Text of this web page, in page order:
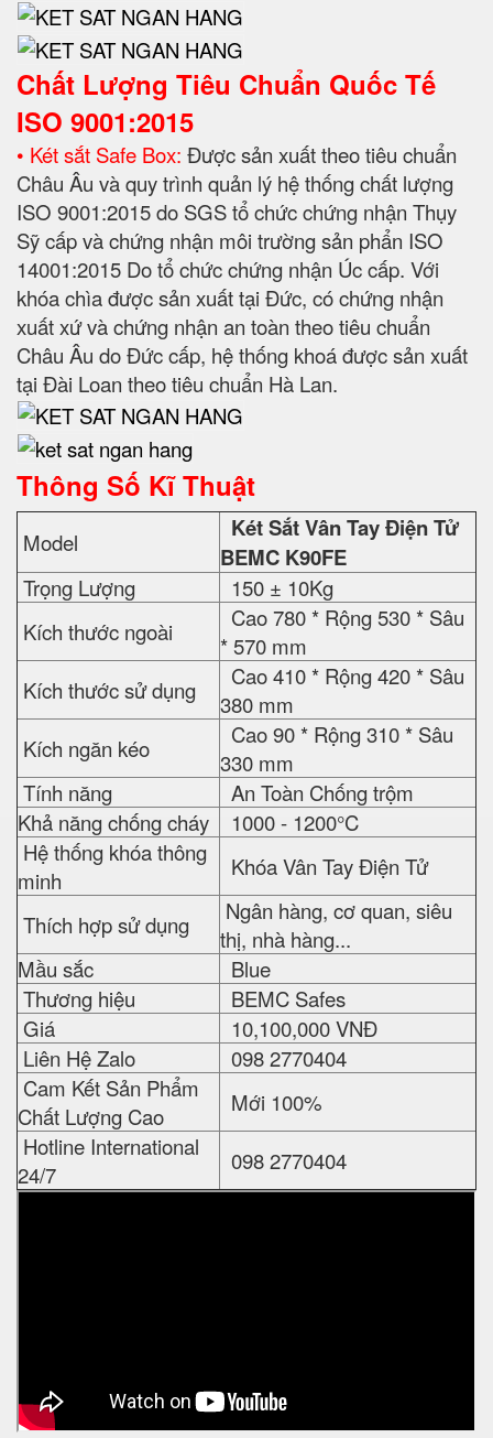
Chất Lượng Tiêu Chuẩn Quốc Tế
ISO 9001:2015
• Két sắt Safe Box: Được sản xuất theo tiêu chuẩn
Châu Âu và quy trình quản lý hệ thống chất lượng
ISO 9001:2015 do SGS tổ chức chứng nhận Thụy
Sỹ cấp và chứng nhận môi trường sản phẩn ISO
14001:2015 Do tổ chức chứng nhận Úc cấp. Với
khóa chìa được sản xuất tại Đức, có chứng nhận
xuất xứ và chứng nhận an toàn theo tiêu chuẩn
Châu Âu do Đức cấp, hệ thống khoá được sản xuất
tại Đài Loan theo tiêu chuẩn Hà Lan.
Thông Số Kĩ Thuật
Model
Két Sắt Vân Tay Điện Tử
BEMC K90FE
Trọng Lượng
150 ± 10Kg
Kích thước ngoài
Cao 780 * Rộng 530 * Sâu
* 570 mm
Kích thước sử dụng
Cao 410 * Rộng 420 * Sâu
380 mm
Kích ngăn kéo
Cao 90 * Rộng 310 * Sâu
330 mm
Tính năng
An Toàn Chống trộm
Khả năng chống cháy
1000 - 1200°C
Hệ thống khóa thông
minh
Khóa Vân Tay Điện Tử
Thích hợp sử dụng
Ngân hàng, cơ quan, siêu
thị, nhà hàng...
Mầu sắc
Blue
Thương hiệu
BEMC Safes
Giá
10,100,000 VNĐ
Liên Hệ Zalo
098 2770404
Cam Kết Sản Phẩm
Chất Lượng Cao
Mới 100%
Hotline International
24/7
098 2770404